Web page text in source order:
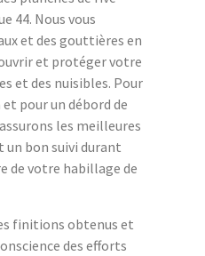
44. Nous vous
et des gouttières en
et protéger votre
et des nuisibles. Pour
pour un débord de
les meilleures
un bon suivi durant
de votre habillage de
finitions obtenus et
des efforts